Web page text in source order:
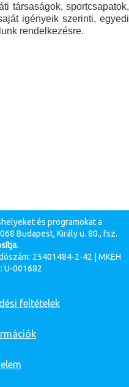
társaságok, sportcsapatok,
igényeik szerinti, egyedi
rendelkezésre.
és programokat a
Budapest, Király u. 80., fsz.
25401484-2-42 | MKEH
U-001682
feltételek